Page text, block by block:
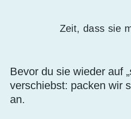
Zeit, dass sie
Bevor du sie wieder auf
verschiebst: packen wir
an.